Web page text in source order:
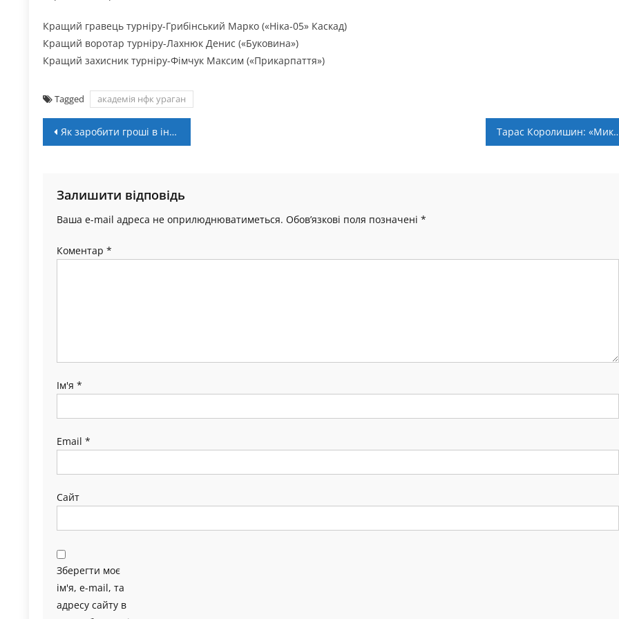
Кращий гравець турніру-Грибінський Марко («Ніка-05» Каскад)
Кращий воротар турніру-Лахнюк Денис («Буковина»)
Кращий захисник турніру-Фімчук Максим («Прикарпаття»)
Tagged академія нфк ураган
Навігація
Як заробити гроші в інтернеті на іграх? Тарас Королишин: «Микитюк –
Залишити відповідь
Ваша e-mail адреса не оприлюднюватиметься. Обов’язкові поля позначені *
Коментар *
Ім'я *
Email *
Сайт
Зберегти моє
ім'я, e-mail, та
адресу сайту в